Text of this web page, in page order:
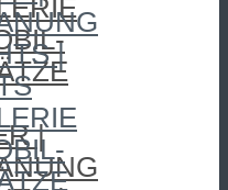
|
|